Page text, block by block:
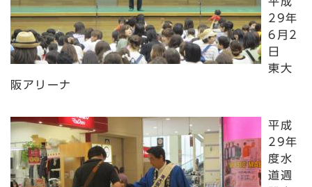
29年
6月2
日
東大
阪アリーナ
平成
29年
度水
道週